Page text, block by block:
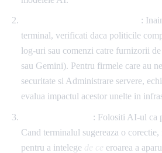
:
terminal, verificati daca politicile
log-uri sau comenzi catre furnizorii
sau Gemini). Pentru firmele care au
securitate si Administrare servere,
evalua impactul acestor unelte in
: Folositi AI-ul ca
Cand terminalul sugereaza o
pentru a intelege de ce eroarea a